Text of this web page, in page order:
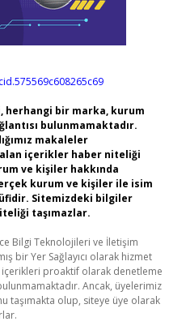
herhangi bir marka, kurum
bulunmamaktadır.
makaleler
içerikler haber niteliği
ve kişiler hakkında
kurum ve kişiler ile isim
Sitemizdeki bilgiler
taşımazlar.
Bilgi Teknolojileri ve İletişim
bir Yer Sağlayıcı olarak hizmet
proaktif olarak denetleme
Ancak, üyelerimiz
taşımakta olup, siteye üye olarak